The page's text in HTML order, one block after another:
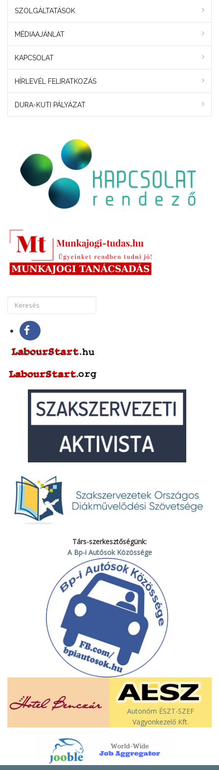
SZOLGÁLTATÁSOK
MÉDIAAJÁNLAT
KAPCSOLAT
HÍRLEVÉL FELIRATKOZÁS
DURA-KUTI PÁLYÁZAT
Társ-szerkesztőségünk:
A Bp-i Autósok Közössége
Autonóm ÉSZT-SZEF
Vagyonkezelő Kft.